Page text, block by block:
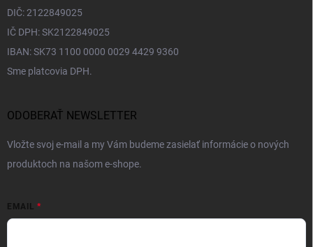
DIČ: 2122849025
IČ DPH: SK2122849025
IBAN: SK73 1100 0000 0029 4429 9360
Sme platcovia DPH.
ODOBERAŤ NEWSLETTER
Vložte svoj e-mail a my Vám budeme zasielať informácie o nových
produktoch na našom e-shope.
EMAIL